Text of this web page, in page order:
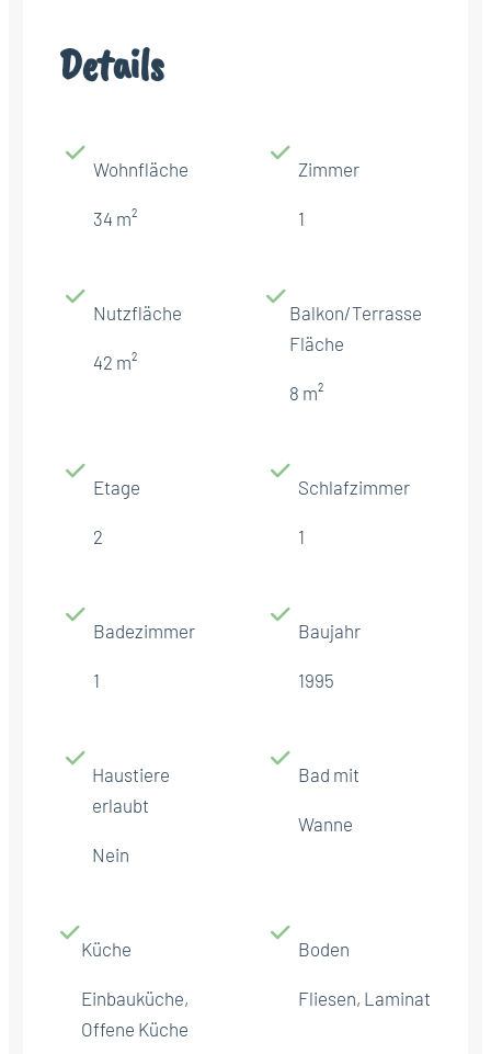
Details
Wohnfläche
34 m²
Zimmer
1
Nutzfläche
42 m²
Balkon/Terrasse
Fläche
8 m²
Etage
2
Schlafzimmer
1
Badezimmer
1
Baujahr
1995
Haustiere
erlaubt
Nein
Bad mit
Wanne
Küche
Einbauküche,
Offene Küche
Boden
Fliesen, Laminat